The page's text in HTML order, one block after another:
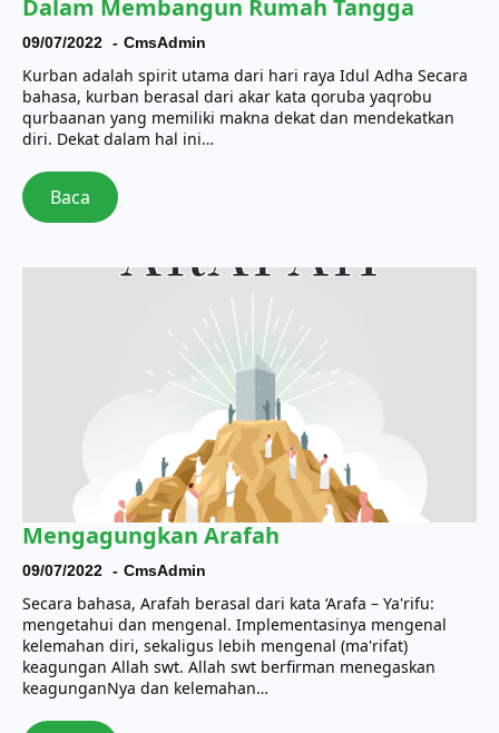
Dalam Membangun Rumah Tangga
09/07/2022 CmsAdmin
Kurban adalah spirit utama dari hari raya Idul Adha Secara
bahasa, kurban berasal dari akar kata qoruba yaqrobu
qurbaanan yang memiliki makna dekat dan mendekatkan
diri. Dekat dalam hal ini…
Baca
Mengagungkan Arafah
09/07/2022 CmsAdmin
Secara bahasa, Arafah berasal dari kata ‘Arafa – Ya'rifu:
mengetahui dan mengenal. Implementasinya mengenal
kelemahan diri, sekaligus lebih mengenal (ma'rifat)
keagungan Allah swt. Allah swt berfirman menegaskan
keagunganNya dan kelemahan…